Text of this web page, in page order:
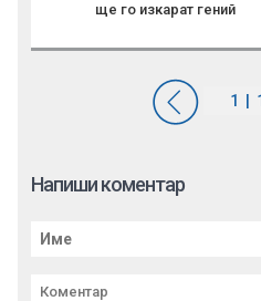
ще го изкарат гений
Напиши коментар